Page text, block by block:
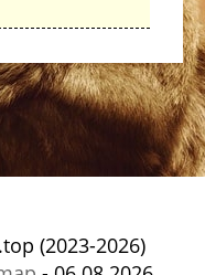
(2023-2026)